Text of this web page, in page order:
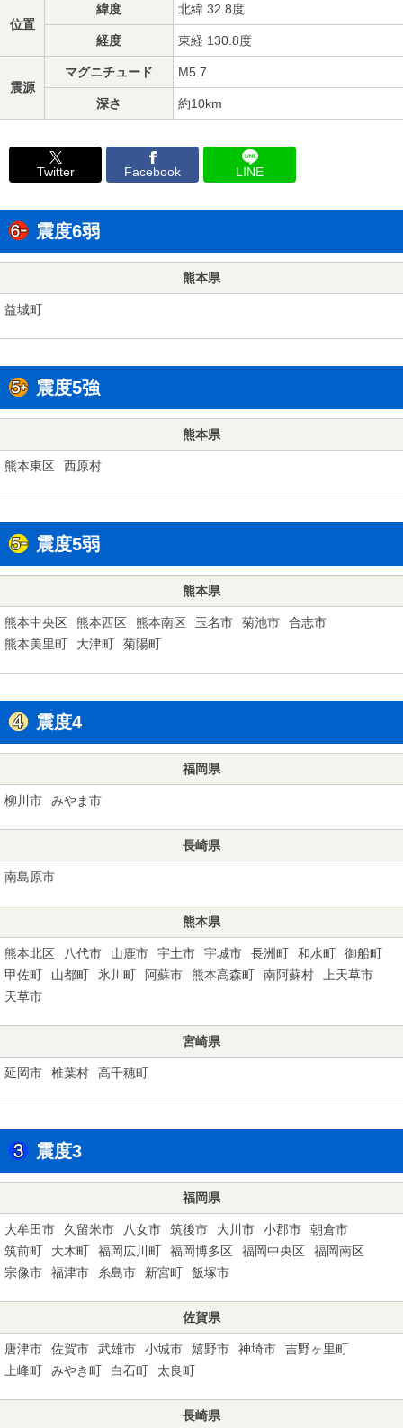
位置
緯度 北緯 32.8度
経度 東経 130.8度
震源
マグニチュード M5.7
深さ 約10km
Twitter Facebook LINE
震度6弱
熊本県
益城町
震度5強
熊本県
熊本東区 西原村
震度5弱
熊本県
熊本中央区 熊本西区 熊本南区 玉名市 菊池市
合志市
熊本美里町
大津町 菊陽町
震度4
福岡県
柳川市 みやま市
長崎県
南島原市
熊本県
熊本北区 八代市 山鹿市 宇土市 宇城市 長洲町 和水町
御船町
甲佐町
山都町 氷川町 阿蘇市 熊本高森町 南阿蘇村
上天草市
天草市
宮崎県
延岡市 椎葉村 高千穂町
震度3
福岡県
大牟田市 久留米市 八女市 筑後市 大川市 小郡市
朝倉市
筑前町
大木町 福岡広川町 福岡博多区 福岡中央区
福岡南区
宗像市
福津市 糸島市 新宮町 飯塚市
佐賀県
唐津市 佐賀市 武雄市 小城市 嬉野市 神埼市
吉野ヶ里町
上峰町
みやき町 白石町 太良町
長崎県